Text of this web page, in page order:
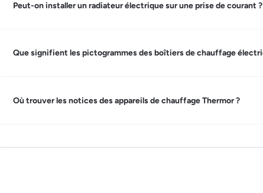
Peut-on installer un radiateur électrique sur une prise de courant ?
Que signifient les pictogrammes des boîtiers de chauffage
Où trouver les notices des appareils de chauffage Thermor ?